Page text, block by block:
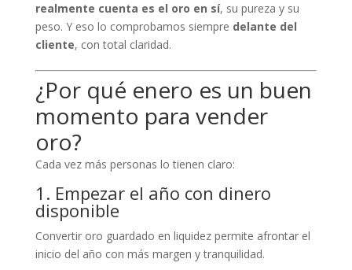
realmente cuenta es el oro en sí, su pureza y su
peso. Y eso lo comprobamos siempre delante del
cliente, con total claridad.
¿Por qué enero es un buen
momento para vender
oro?
Cada vez más personas lo tienen claro:
1. Empezar el año con dinero
disponible
Convertir oro guardado en liquidez permite afrontar el
inicio del año con más margen y tranquilidad.